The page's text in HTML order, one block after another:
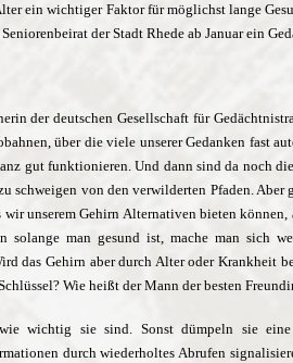
ein wichtiger Faktor für möglichst lange
der Stadt Rhede ab Januar ein
der deutschen Gesellschaft für
über die viele unserer Gedanken fast
gut funktionieren. Und dann sind da noch
schweigen von den verwilderten Pfaden.
unserem Gehirn Alternativen bieten
solange man gesund ist, mache man sich
das Gehirn aber durch Alter oder Krankheit
Wie heißt der Mann der besten
wichtig sie sind. Sonst dümpeln sie
durch wiederholtes Abrufen